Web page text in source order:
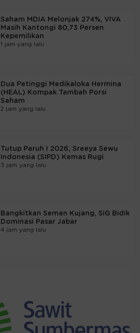
Saham MDIA Melonjak 274%, VIVA
Masih Kantongi 80,73 Persen
Kepemilikan
1 jam yang lalu
Dua Petinggi Medikaloka Hermina
(HEAL) Kompak Tambah Porsi
Saham
2 jam yang lalu
Tutup Paruh I 2026, Sreeya Sewu
Indonesia (SIPD) Kemas Rugi
3 jam yang lalu
Bangkitkan Semen Kujang, SIG Bidik
Dominasi Pasar Jabar
4 jam yang lalu